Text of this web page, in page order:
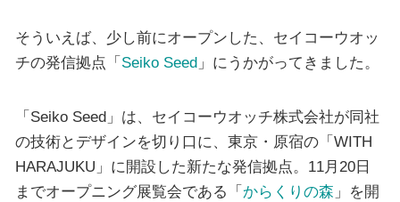
そういえば、少し前にオープンした、セイコーウオッ
チの発信拠点「Seiko Seed」にうかがってきました。
「Seiko Seed」は、セイコーウオッチ株式会社が同社
の技術とデザインを切り口に、東京・原宿の「WITH
HARAJUKU」に開設した新たな発信拠点。11月20日
までオープニング展覧会である「 からくりの森 」を開